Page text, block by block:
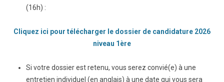
(16h) :
Cliquez ici pour télécharger le dossier de candidature 2026
niveau 1ère
Si votre dossier est retenu, vous serez convié(e) à une
entretien individuel (en anglais) à une date qui vous sera